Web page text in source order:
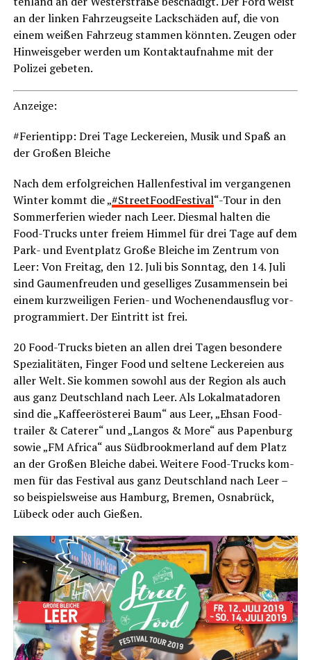
an der lin­ken Fahr­zeug­sei­te Lack­schä­den auf, die von
einem wei­ßen Fahr­zeug stam­men könn­ten. Zeu­gen oder
Hin­weis­ge­ber wer­den um Kon­takt­auf­nah­me mit der
Poli­zei gebeten.
Anzei­ge:
#Feri­en­tipp: Drei Tage Lecke­rei­en, Musik und Spaß an
der Gro­ßen Bleiche
Nach dem erfolg­rei­chen Hal­len­fes­ti­val im ver­gan­ge­nen
Win­ter kommt die „#Street­Food­Fes­ti­val“-Tour in den
Som­mer­fe­ri­en wie­der nach Leer. Dies­mal hal­ten die
Food-Trucks unter frei­em Him­mel für drei Tage auf dem
Park- und Event­platz Gro­ße Blei­che im Zen­trum von
Leer: Von Frei­tag, den 12. Juli bis Sonn­tag, den 14. Juli
sind Gau­men­freu­den und gesel­li­ges Zusam­men­sein bei
einem kurz­wei­li­gen Feri­en- und Wochen­en­dausflug vor­
pro­gram­miert. Der Ein­tritt ist frei.
20 Food-Trucks bie­ten an allen drei Tagen beson­de­re
Spe­zia­li­tä­ten, Fin­ger Food und sel­te­ne Lecke­rei­en aus
aller Welt. Sie kom­men sowohl aus der Regi­on als auch
aus ganz Deutsch­land nach Leer. Als Lokal­ma­ta­do­ren
sind die „Kaf­fee­rös­te­rei Baum“ aus Leer, „Ehsan Food­
trai­ler & Cate­rer“ und „Lan­gos & More“ aus Papen­burg
sowie „FM Afri­ca“ aus Süd­brook­mer­land auf dem Platz
an der Gro­ßen Blei­che dabei. Wei­te­re Food-Trucks kom­
men für das Fes­ti­val aus ganz Deutsch­land nach Leer –
so bei­spiels­wei­se aus Ham­burg, Bre­men, Osna­brück,
Lübeck oder auch Gießen.